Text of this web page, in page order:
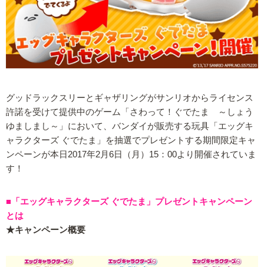
グッドラックスリーとギャザリングがサンリオからライセンス
許諾を受けて提供中のゲーム「さわって！ぐでたま ～しょう
ゆましまし～」において、バンダイが販売する玩具「エッグキ
ャラクターズ ぐでたま」を抽選でプレゼントする期間限定キャ
ンペーンが本日2017年2月6日（月）15：00より開催されていま
す！
■「エッグキャラクターズ ぐでたま」プレゼントキャンペーン
とは
★キャンペーン概要